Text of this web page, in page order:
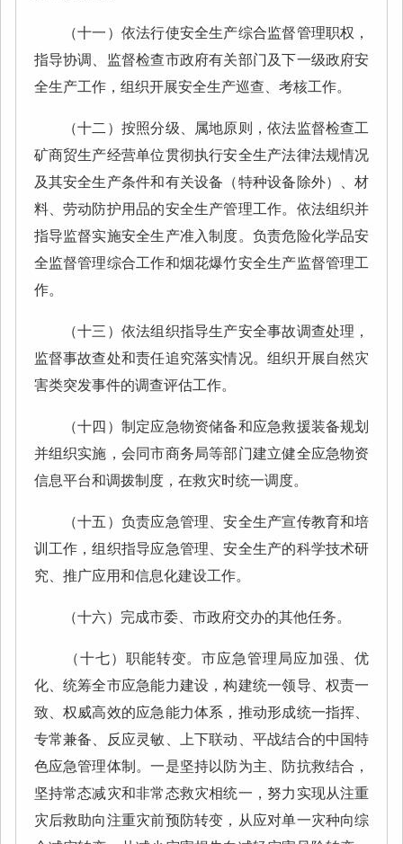
（十一）依法行使安全生产综合监督管理职权，
指导协调、监督检查市政府有关部门及下一级政府安
全生产工作，组织开展安全生产巡查、考核工作。
（十二）按照分级、属地原则，依法监督检查工
矿商贸生产经营单位贯彻执行安全生产法律法规情况
及其安全生产条件和有关设备（特种设备除外）、材
料、劳动防护用品的安全生产管理工作。依法组织并
指导监督实施安全生产准入制度。负责危险化学品安
全监督管理综合工作和烟花爆竹安全生产监督管理工
作。
（十三）依法组织指导生产安全事故调查处理，
监督事故查处和责任追究落实情况。组织开展自然灾
害类突发事件的调查评估工作。
（十四）制定应急物资储备和应急救援装备规划
并组织实施，会同市商务局等部门建立健全应急物资
信息平台和调拨制度，在救灾时统一调度。
（十五）负责应急管理、安全生产宣传教育和培
训工作，组织指导应急管理、安全生产的科学技术研
究、推广应用和信息化建设工作。
（十六）完成市委、市政府交办的其他任务。
（十七）职能转变。市应急管理局应加强、优
化、统筹全市应急能力建设，构建统一领导、权责一
致、权威高效的应急能力体系，推动形成统一指挥、
专常兼备、反应灵敏、上下联动、平战结合的中国特
色应急管理体制。一是坚持以防为主、防抗救结合，
坚持常态减灾和非常态救灾相统一，努力实现从注重
灾后救助向注重灾前预防转变，从应对单一灾种向综